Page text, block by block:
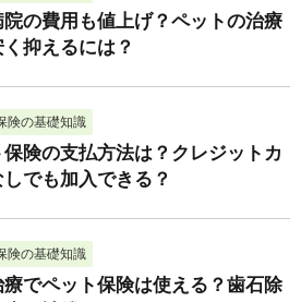
の費用も値上げ？ペットの治療
抑えるには？
険の基礎知識
険の支払方法は？クレジットカ
でも加入できる？
険の基礎知識
でペット保険は使える？歯石除